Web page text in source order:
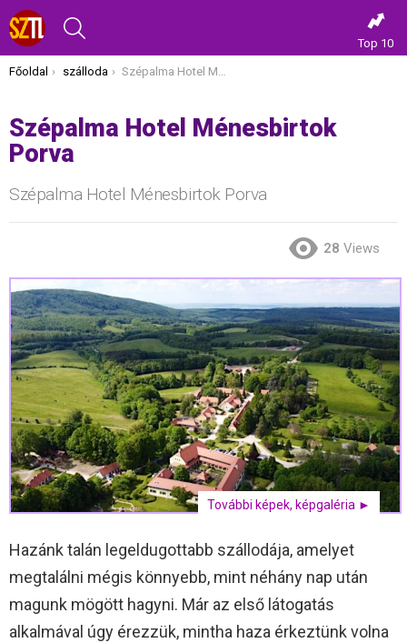
Top 10
Itt vagy most:
Főoldal szálloda Szépalma Hotel Ménesbirtok Porva
Szépalma Hotel Ménesbirtok
Porva
Szépalma Hotel Ménesbirtok Porva
28 Views
További képek, képgaléria ►
Hazánk talán legeldugottabb szállodája, amelyet
megtalálni mégis könnyebb, mint néhány nap után
magunk mögött hagyni. Már az első látogatás
alkalmával úgy érezzük, mintha haza érkeztünk volna